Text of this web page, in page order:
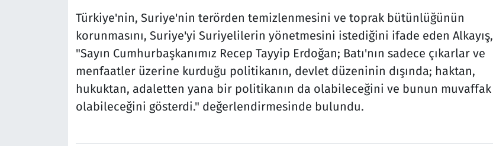
Türkiye'nin, Suriye'nin terörden temizlenmesini ve toprak bütünlüğünün
korunmasını, Suriye'yi Suriyelilerin yönetmesini istediğini ifade eden Alkayış,
"Sayın Cumhurbaşkanımız Recep Tayyip Erdoğan; Batı'nın sadece çıkarlar ve
menfaatler üzerine kurduğu politikanın, devlet düzeninin dışında; haktan,
hukuktan, adaletten yana bir politikanın da olabileceğini ve bunun muvaffak
olabileceğini gösterdi." değerlendirmesinde bulundu.